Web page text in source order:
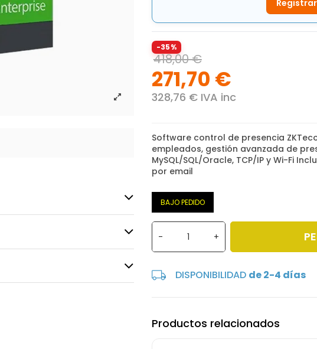
-35%
418,00 €
271,70 €
328,76 € IVA inc
Software control de presencia ZKTeco
empleados, gestión avanzada de
MySQL/SQL/Oracle, TCP/IP y Wi-Fi
por email
BAJO PEDIDO
- +
DISPONIBILIDAD de 2-4 días
Productos relacionados